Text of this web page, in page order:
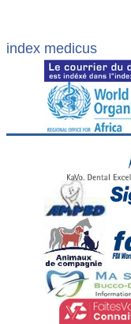
index medicus